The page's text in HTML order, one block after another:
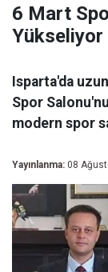
6 Mart
Yükseliyor
Isparta'da
Spor
modern spor
Yayınlanma: 08